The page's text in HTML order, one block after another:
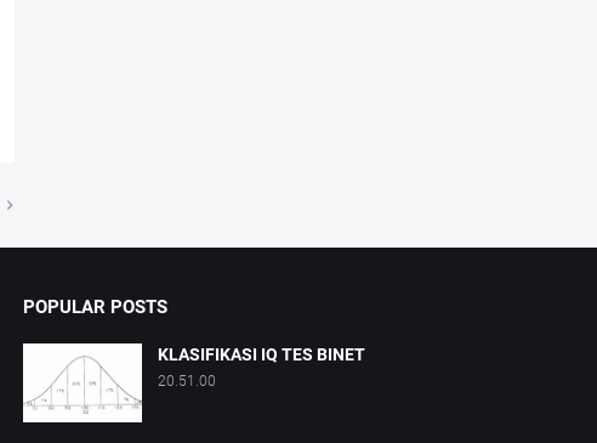
POPULAR POSTS
KLASIFIKASI IQ TES BINET
20.51.00